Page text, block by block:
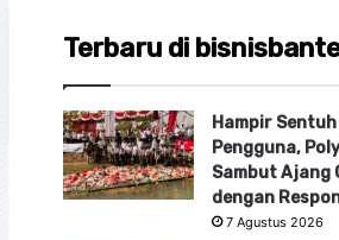
Terbaru di
Hampir
Pengguna,
Sambut Ajang
dengan
7 Agustus 2026